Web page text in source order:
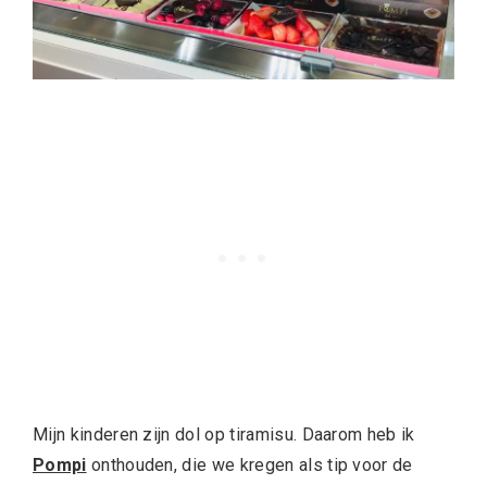
Mijn kinderen zijn dol op tiramisu. Daarom heb ik
Pompi onthouden, die we kregen als tip voor de